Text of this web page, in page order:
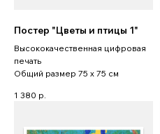
Постер "Цветы и птицы 1"
Высококачественная цифровая
печать
Общий размер 75 x 75 см
1 380 р.